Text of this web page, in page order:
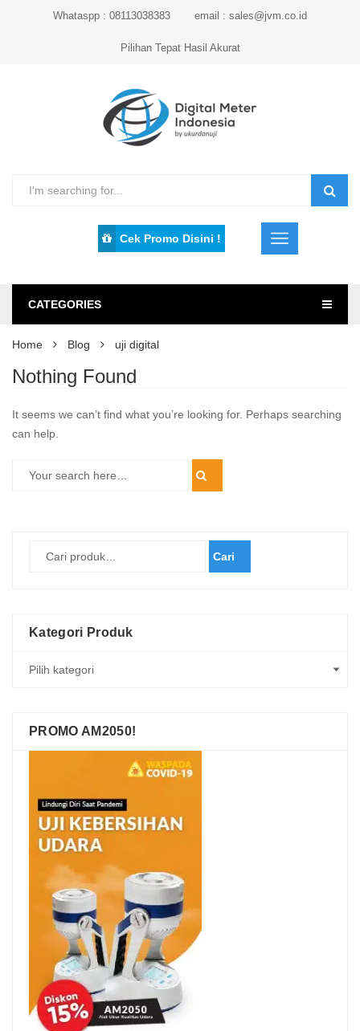
Whataspp : 08113038383 email : sales@jvm.co.id
Pilihan Tepat Hasil Akurat
Cek Promo Disini !
CATEGORIES
Home Blog uji digital
Nothing Found
It seems we can’t find what you’re looking for. Perhaps searching
can help.
Cari
Kategori Produk
PROMO AM2050!